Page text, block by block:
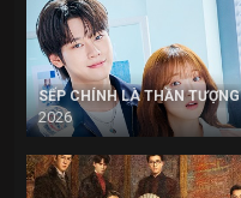
SẾP CHÍNH LÀ THẦN TƯỢNG
2026